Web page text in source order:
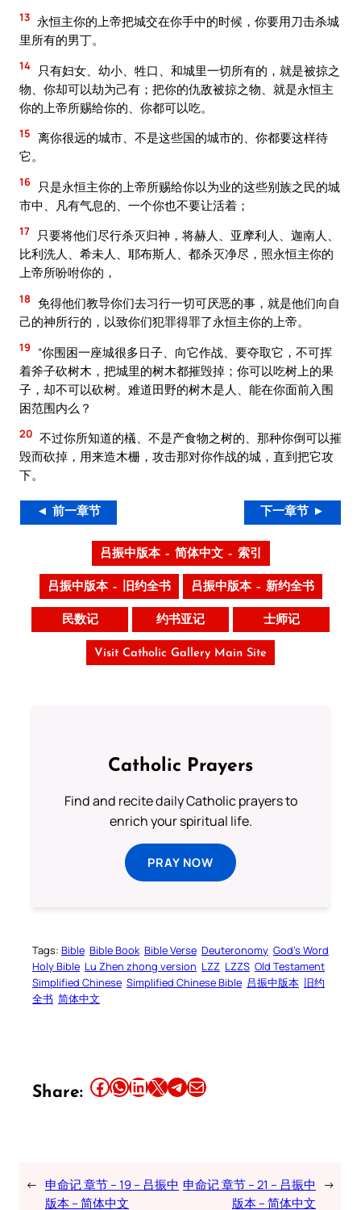
13 永恒主你的上帝把城交在你手中的时候，你要用刀击杀城
里所有的男丁。
14
只有妇女、幼小、牲口、和城里一切所有的，就是被掠之
物、你却可以劫为己有；把你的仇敌被掠之物、就是永恒主
你的上帝所赐给你的、你都可以吃。
15 离你很远的城市、不是这些国的城市的、你都要这样待
它。
16
只是永恒主你的上帝所赐给你以为业的这些别族之民的城
市中、凡有气息的、一个你也不要让活着；
17
只要将他们尽行杀灭归神，将赫人、亚摩利人、迦南人、
比利洗人、希未人、耶布斯人、都杀灭净尽，照永恒主你的
上帝所吩咐你的，
18 免得他们教导你们去习行一切可厌恶的事，就是他们向自
己的神所行的，以致你们犯罪得罪了永恒主你的上帝。
19
“你围困一座城很多日子、向它作战、要夺取它，不可挥
着斧子砍树木，把城里的树木都摧毁掉；你可以吃树上的果
子，却不可以砍树。难道田野的树木是人、能在你面前入围
困范围内么？
20 不过你所知道的檥、不是产食物之树的、那种你倒可以摧
毁而砍掉，用来造木栅，攻击那对你作战的城，直到把它攻
下。
◄ 前一章节 下一章节 ►
吕振中版本 – 简体中文 – 索引
吕振中版本 – 旧约全书 吕振中版本 – 新约全书
民数记 约书亚记 士师记
Visit Catholic Gallery Main Site
Catholic Prayers
Find and recite daily Catholic prayers to
enrich your spiritual life.
PRAY NOW
Tags: Bible Bible Book Bible Verse Deuteronomy God’s Word
Holy Bible Lu Zhen zhong version LZZ LZZS Old Testament
Simplified Chinese Simplified Chinese Bible 吕振中版本 旧约
全书 简体中文
Share: Share this article on Facebook Share this article on WhatsApp Share this article on LinkedIn Share this article on X Share this article on TelegramEmail this Article
← 申命记 章节 – 19 – 吕振中
版本 – 简体中文
申命记 章节 – 21 – 吕振中
版本 – 简体中文
→